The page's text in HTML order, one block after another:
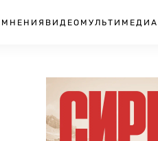
МНЕНИЯ ВИДЕО МУЛЬТИМЕДИА